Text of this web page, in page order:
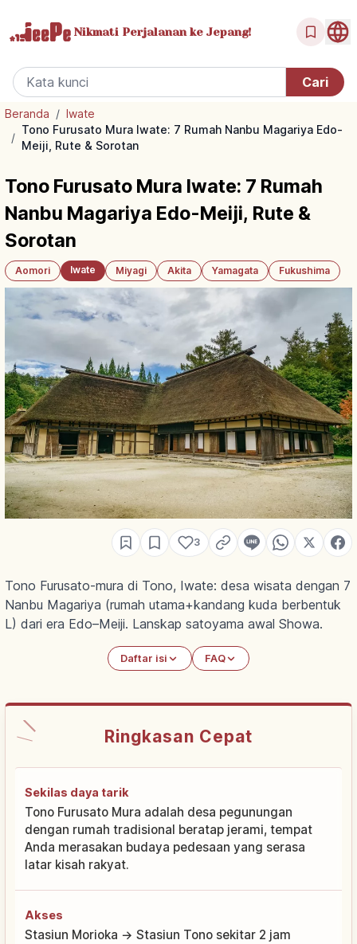
Nikmati Perjalanan ke Jepang!
Beranda / Iwate
/
Tono Furusato Mura Iwate: 7 Rumah Nanbu Magariya Edo-
Meiji, Rute & Sorotan
Tono Furusato Mura Iwate: 7 Rumah
Nanbu Magariya Edo-Meiji, Rute &
Sorotan
Aomori Iwate Miyagi Akita Yamagata Fukushima
3
Tono Furusato-mura di Tono, Iwate: desa wisata dengan 7
Nanbu Magariya (rumah utama+kandang kuda berbentuk
L) dari era Edo–Meiji. Lanskap satoyama awal Showa.
Daftar isi FAQ
Ringkasan Cepat
Sekilas daya tarik
Tono Furusato Mura adalah desa pegunungan
dengan rumah tradisional beratap jerami, tempat
Anda merasakan budaya pedesaan yang serasa
latar kisah rakyat.
Akses
Stasiun Morioka → Stasiun Tono sekitar 2 jam